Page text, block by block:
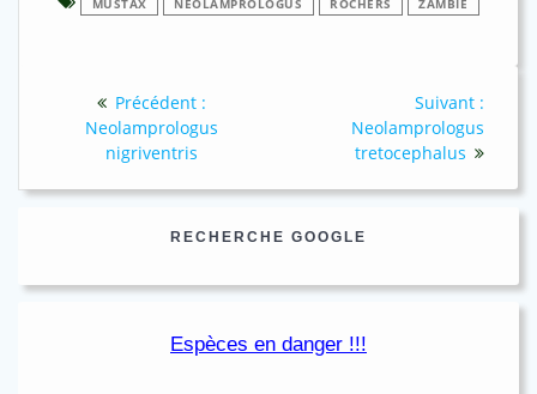
Navigation
l’article
Précédent :
précédent
Neolamprologus
nigriventris
Suivant :
:
Neolamprologus
tretocephalus
RECHERCHE GOOGLE
Espèces en danger !!!